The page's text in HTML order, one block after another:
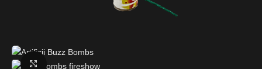
Fă clic pentru a mări